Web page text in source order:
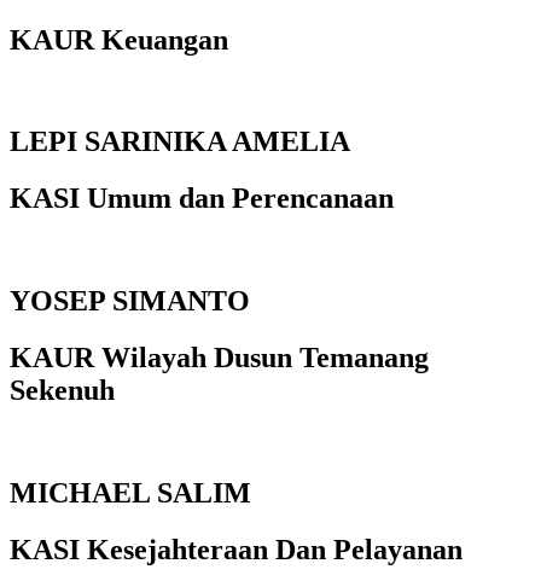
KAUR Keuangan
LEPI SARINIKA AMELIA
KASI Umum dan Perencanaan
YOSEP SIMANTO
KAUR Wilayah Dusun Temanang
Sekenuh
MICHAEL SALIM
KASI Kesejahteraan Dan Pelayanan